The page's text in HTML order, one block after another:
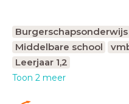
Burgerschapsonderwijs
Middelbare school
Leerjaar 1,2
Toon 2 meer